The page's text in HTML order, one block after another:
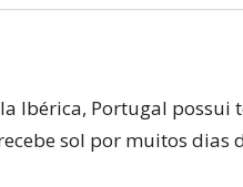
Ibérica, Portugal possui
sol por muitos dias